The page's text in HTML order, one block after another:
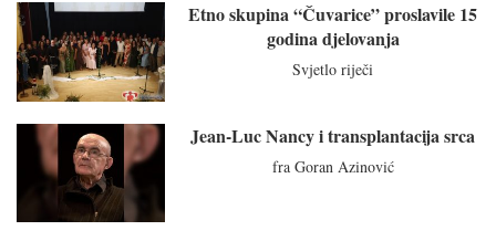
Etno skupina “Čuvarice” proslavile 15
godina djelovanja
Svjetlo riječi
Jean-Luc Nancy i transplantacija srca
fra Goran Azinović